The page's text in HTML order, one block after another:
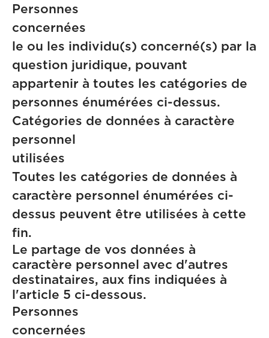
Personnes
le ou les individu(s) concerné(s) par la
question juridique, pouvant
appartenir à toutes les catégories de
personnes énumérées ci-dessus.
Catégories de données à caractère
personnel
Toutes les catégories de données à
caractère personnel énumérées ci-
dessus peuvent être utilisées à cette
fin.
Le partage de vos données à
caractère personnel avec d'autres
destinataires, aux fins indiquées à
l'article 5 ci-dessous.
Personnes